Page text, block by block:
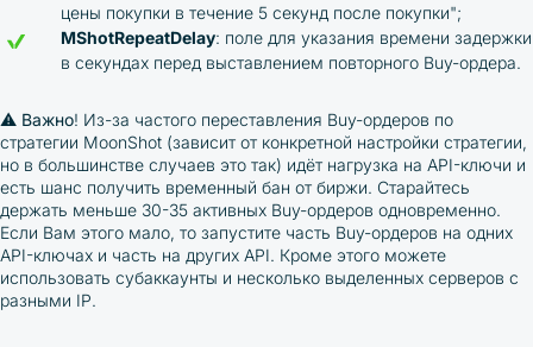
цены покупки в течение 5 секунд после покупки";
MShotRepeatDelay: поле для указания времени задержки
в секундах перед выставлением повторного Buy-ордера.
⚠️ Важно! Из-за частого переставления Buy-ордеров по
стратегии MoonShot (зависит от конкретной настройки стратегии,
но в большинстве случаев это так) идёт нагрузка на API-ключи и
есть шанс получить временный бан от биржи. Старайтесь
держать меньше 30-35 активных Buy-ордеров одновременно.
Если Вам этого мало, то запустите часть Buy-ордеров на одних
API-ключах и часть на других API. Кроме этого можете
использовать субаккаунты и несколько выделенных серверов с
разными IP.